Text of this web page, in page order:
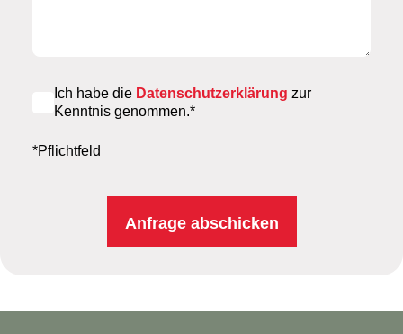
Ich habe die Datenschutzerklärung zur
Kenntnis genommen.*
*Pflichtfeld
Anfrage abschicken